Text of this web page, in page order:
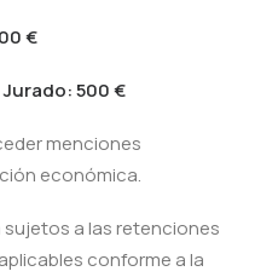
€
500 €
menciones
económica.
a las retenciones
conforme a la